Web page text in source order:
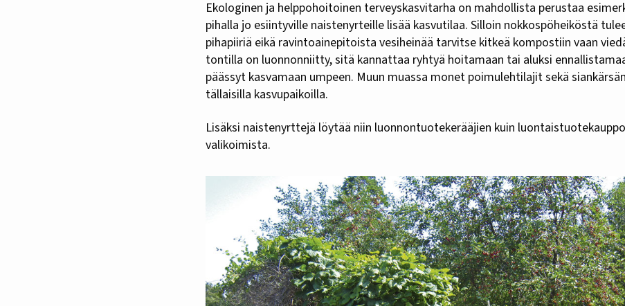
Ekologinen ja helppohoitoinen terveyskasvitarha on mahdollista perustaa
pihalla jo esiintyville naistenyrteille lisää kasvutilaa. Silloin nokkospöheiköstä
pihapiiriä eikä ravintoainepitoista vesiheinää tarvitse kitkeä kompostiin vaan
tontilla on luonnonniitty, sitä kannattaa ryhtyä hoitamaan tai aluksi
päässyt kasvamaan umpeen. Muun muassa monet poimulehtilajit sekä
tällaisilla kasvupaikoilla.
Lisäksi naistenyrttejä löytää niin luonnontuotekerääjien kuin
valikoimista.